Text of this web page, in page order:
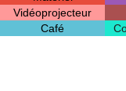
Vidéoprojecteur
Café